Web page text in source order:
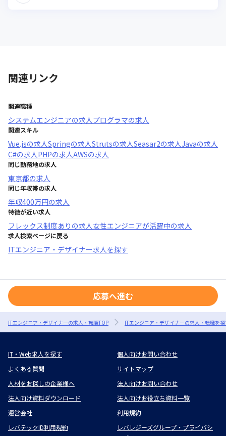
関連リンク
関連職種
システムエンジニアの求人プログラマの求人
関連スキル
Vue.jsの求人Springの求人Strutsの求人Seasar2の求人Javaの求人
C#の求人PHPの求人AWSの求人
同じ勤務地の求人
東京都の求人
同じ年収帯の求人
年収400万円の求人
特徴が近い求人
フレックス制度あり の求人女性エンジニアが活躍中の求人
求人検索ページに戻る
ITエンジニア・デザイナー求人を探す
応募へ進む
ITエンジニア・デザイナーの求人・転職TOP ITエンジニア・デザイナーの求人・転職を
IT・Web求人を探す
個人向けお問い合わせ
よくある質問
サイトマップ
人材をお探しの企業様へ
法人向けお問い合わせ
法人向け資料ダウンロード
法人向けお役立ち資料一覧
運営会社
利用規約
レバテックID利用規約
レバレジーズグループ・プライバシ